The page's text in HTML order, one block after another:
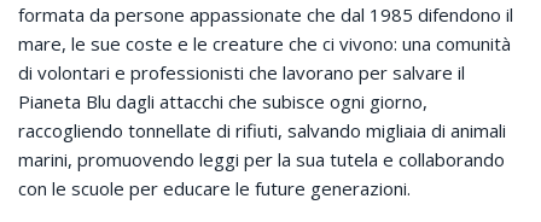
formata da persone appassionate che dal 1985 difendono il
mare, le sue coste e le creature che ci vivono: una comunità
di volontari e professionisti che lavorano per salvare il
Pianeta Blu dagli attacchi che subisce ogni giorno,
raccogliendo tonnellate di rifiuti, salvando migliaia di animali
marini, promuovendo leggi per la sua tutela e collaborando
con le scuole per educare le future generazioni.